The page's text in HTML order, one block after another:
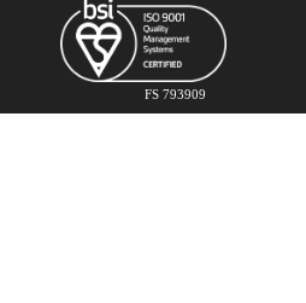
FS 793909